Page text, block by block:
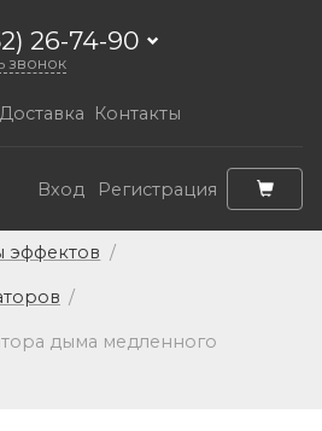
26-74-90
звонок
Доставка Контакты
Вход Регистрация
эффектов /
/
дыма медленного